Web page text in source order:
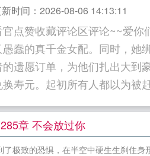
时间：2026-08-06 14:13:11
官点赞收藏评论区评论~~爱
蠢的真千金女配。同时，她
遗愿订单，为他们扎出大到
寿元。起初所有人都以为被
章 不会放过你
极致的恐惧，在半空中硬生生刹住